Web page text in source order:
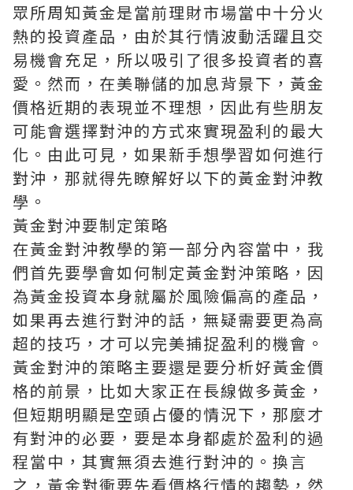
眾所周知黃金是當前理財市場當中十分火
熱的投資產品，由於其行情波動活躍且交
易機會充足，所以吸引了很多投資者的喜
愛。然而，在美聯儲的加息背景下，黃金
價格近期的表現並不理想，因此有些朋友
可能會選擇對沖的方式來實現盈利的最大
化。由此可見，如果新手想學習如何進行
對沖，那就得先瞭解好以下的黃金對沖教
學。
黃金對沖要制定策略
在黃金對沖教學的第一部分內容當中，我
們首先要學會如何制定黃金對沖策略，因
為黃金投資本身就屬於風險偏高的產品，
如果再去進行對沖的話，無疑需要更為高
超的技巧，才可以完美捕捉盈利的機會。
黃金對沖的策略主要還是要分析好黃金價
格的前景，比如大家正在長線做多黃金，
但短期明顯是空頭占優的情況下，那麼才
有對沖的必要，要是本身都處於盈利的過
程當中，其實無須去進行對沖的。換言
之，黃金對衝要先看價格行情的趨勢，然